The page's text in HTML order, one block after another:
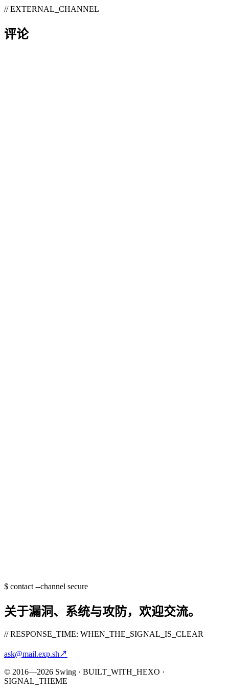
// EXTERNAL_CHANNEL
评论
$ contact --channel secure
关于漏洞、系统与攻防，欢迎交流。
// RESPONSE_TIME: WHEN_THE_SIGNAL_IS_CLEAR
ask@mail.exp.sh↗
© 2016—2026 Swing · BUILT_WITH_HEXO ·
SIGNAL_THEME